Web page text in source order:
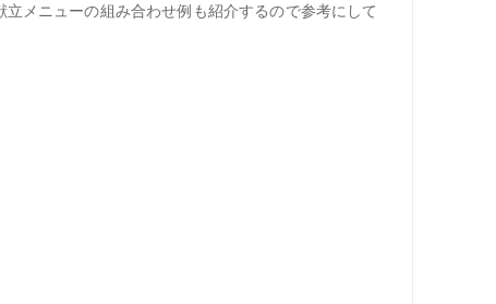
メニューの組み合わせ例も紹介するので参考にして